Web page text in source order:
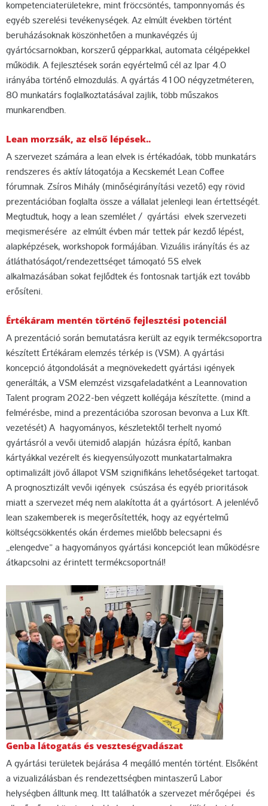
kompetenciaterületekre, mint fröccsöntés, tamponnyomás és
egyéb szerelési tevékenységek. Az elmúlt években történt
beruházásoknak köszönhetően a munkavégzés új
gyártócsarnokban, korszerű gépparkkal, automata célgépekkel
működik. A fejlesztések során egyértelmű cél az Ipar 4.0
irányába történő elmozdulás. A gyártás 4100 négyzetméteren,
80 munkatárs foglalkoztatásával zajlik, több műszakos
munkarendben.
Lean morzsák, az első lépések..
A szervezet számára a lean elvek is értékadóak, több munkatárs
rendszeres és aktív látogatója a Kecskemét Lean Coffee
fórumnak. Zsíros Mihály (minőségirányítási vezető) egy rövid
prezentációban foglalta össze a vállalat jelenlegi lean értettségét.
Megtudtuk, hogy a lean szemlélet / gyártási elvek szervezeti
megismerésére az elmúlt évben már tettek pár kezdő lépést,
alapképzések, workshopok formájában. Vizuális irányítás és az
átláthatóságot/rendezettséget támogató 5S elvek
alkalmazásában sokat fejlődtek és fontosnak tartják ezt tovább
erősíteni.
Értékáram mentén történő fejlesztési potenciál
A prezentáció során bemutatásra került az egyik termékcsoportra
készített Értékáram elemzés térkép is (VSM). A gyártási
koncepció átgondolását a megnövekedett gyártási igények
generálták, a VSM elemzést vizsgafeladatként a Leannovation
Talent program 2022-ben végzett kollégája készítette. (mind a
felmérésbe, mind a prezentációba szorosan bevonva a Lux Kft.
vezetését) A hagyományos, készletektől terhelt nyomó
gyártásról a vevői ütemidő alapján húzásra építő, kanban
kártyákkal vezérelt és kiegyensúlyozott munkatartalmakra
optimalizált jövő állapot VSM szignifikáns lehetőségeket tartogat.
A prognosztizált vevői igények csúszása és egyéb prioritások
miatt a szervezet még nem alakította át a gyártósort. A jelenlévő
lean szakemberek is megerősítették, hogy az egyértelmű
költségcsökkentés okán érdemes mielőbb belecsapni és
„elengedve” a hagyományos gyártási koncepciót lean működésre
átkapcsolni az érintett termékcsoportnál!
Genba látogatás és veszteségvadászat
A gyártási területek bejárása 4 megálló mentén történt. Elsőként
a vizualizálásban és rendezettségben mintaszerű Labor
helységben álltunk meg. Itt találhatók a szervezet mérőgépei és